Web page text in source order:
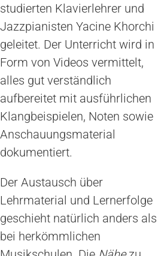
studierten Klavierlehrer und
Jazzpianisten Yacine Khorchi
geleitet. Der Unterricht wird in
Form von Videos vermittelt,
alles gut verständlich
aufbereitet mit ausführlichen
Klangbeispielen, Noten sowie
Anschauungsmaterial
dokumentiert.
Der Austausch über
Lehrmaterial und Lernerfolge
geschieht natürlich anders als
bei herkömmlichen